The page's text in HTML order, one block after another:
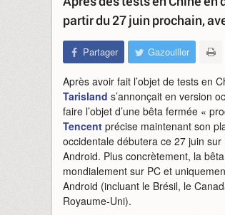
partir du 27 juin prochain,
Partager Gazouiller
Après avoir fait l’objet de tests en
Tarisland s’annonçait en version
faire l’objet d’une bêta fermée «
Tencent précise maintenant son
occidentale débutera ce 27 juin
Android. Plus concrètement, la
mondialement sur PC et
Android (incluant le Brésil, le
Royaume-Uni).